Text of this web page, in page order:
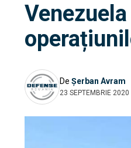
De Șerban Avram
23 SEPTEMBRIE 2020